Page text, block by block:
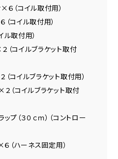
６（コイル取付用）
コイル取付用）
ル取付用）
（コイルブラケット取付
コイルブラケット取付用）
２（コイルブラケット取付
プ（３０ｃｍ）（コントロー
６（ハーネス固定用）